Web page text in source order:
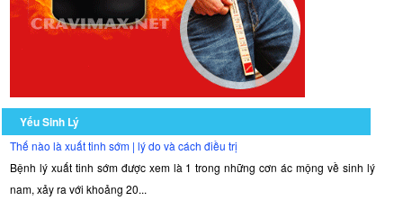
Yếu Sinh Lý
Thế nào là xuất tinh sớm | lý do và cách điều trị
Bệnh lý xuất tinh sớm được xem là 1 trong những cơn ác mộng về sinh lý
nam, xảy ra với khoảng 20...